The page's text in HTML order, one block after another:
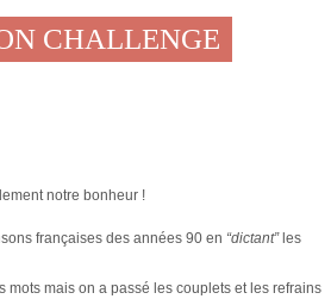
CHALLENGE
notre bonheur !
françaises des années 90 en “dictant”les
mots mais on a passé les couplets et les refrains